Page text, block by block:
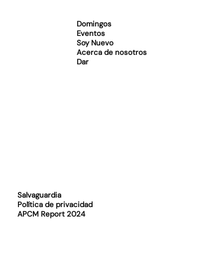
Domingos
Eventos
Soy Nuevo
Acerca de nosotros
Dar
Salvaguardia
Política de privacidad
APCM Report 2024